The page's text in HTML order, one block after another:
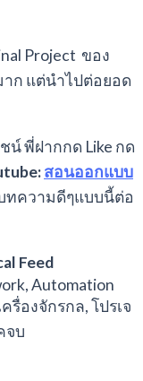
Project ของ
ก แต่นำไปต่อยอด
น์ พี่ฝากกด Like กด
สอนออกแบบ
ทความดีๆแบบนี้ต่อ
Feed
Automation
รื่องจักรกล, โปรเจ
จบ